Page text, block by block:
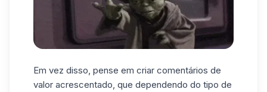
Em vez disso, pense em criar comentários de
valor acrescentado, que dependendo do tipo de